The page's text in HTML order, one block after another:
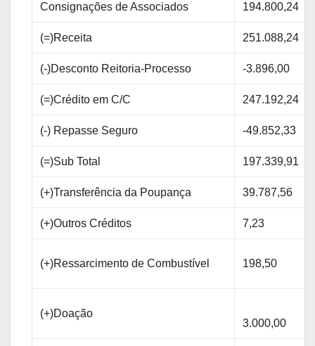
Consignações de Associados 194.800,24
(=)Receita 251.088,24
(-)Desconto Reitoria-Processo -3.896,00
(=)Crédito em C/C 247.192,24
(-) Repasse Seguro -49.852,33
(=)Sub Total 197.339,91
(+)Transferência da Poupança 39.787,56
(+)Outros Créditos 7,23
(+)Ressarcimento de Combustível 198,50
(+)Doação
3.000,00